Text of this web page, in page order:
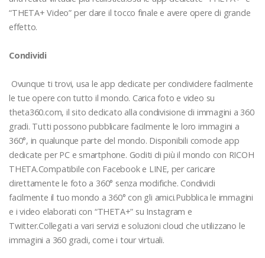
“THETA+ Video” per dare il tocco finale e avere opere di grande
effetto.
Condividi
Ovunque ti trovi, usa le app dedicate per condividere facilmente
le tue opere con tutto il mondo. Carica foto e video su
theta360.com, il sito dedicato alla condivisione di immagini a 360
gradi. Tutti possono pubblicare facilmente le loro immagini a
360°, in qualunque parte del mondo. Disponibili comode app
dedicate per PC e smartphone. Goditi di più il mondo con RICOH
THETA.Compatibile con Facebook e LINE, per caricare
direttamente le foto a 360° senza modifiche. Condividi
facilmente il tuo mondo a 360° con gli amici.Pubblica le immagini
e i video elaborati con “THETA+” su Instagram e
Twitter.Collegati a vari servizi e soluzioni cloud che utilizzano le
immagini a 360 gradi, come i tour virtuali.